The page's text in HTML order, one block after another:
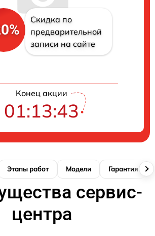
Скидка по
предварительной
записи на сайте
Конец акции
01:13:42
Этапы работ Модели Гарантия
сервис-
центра